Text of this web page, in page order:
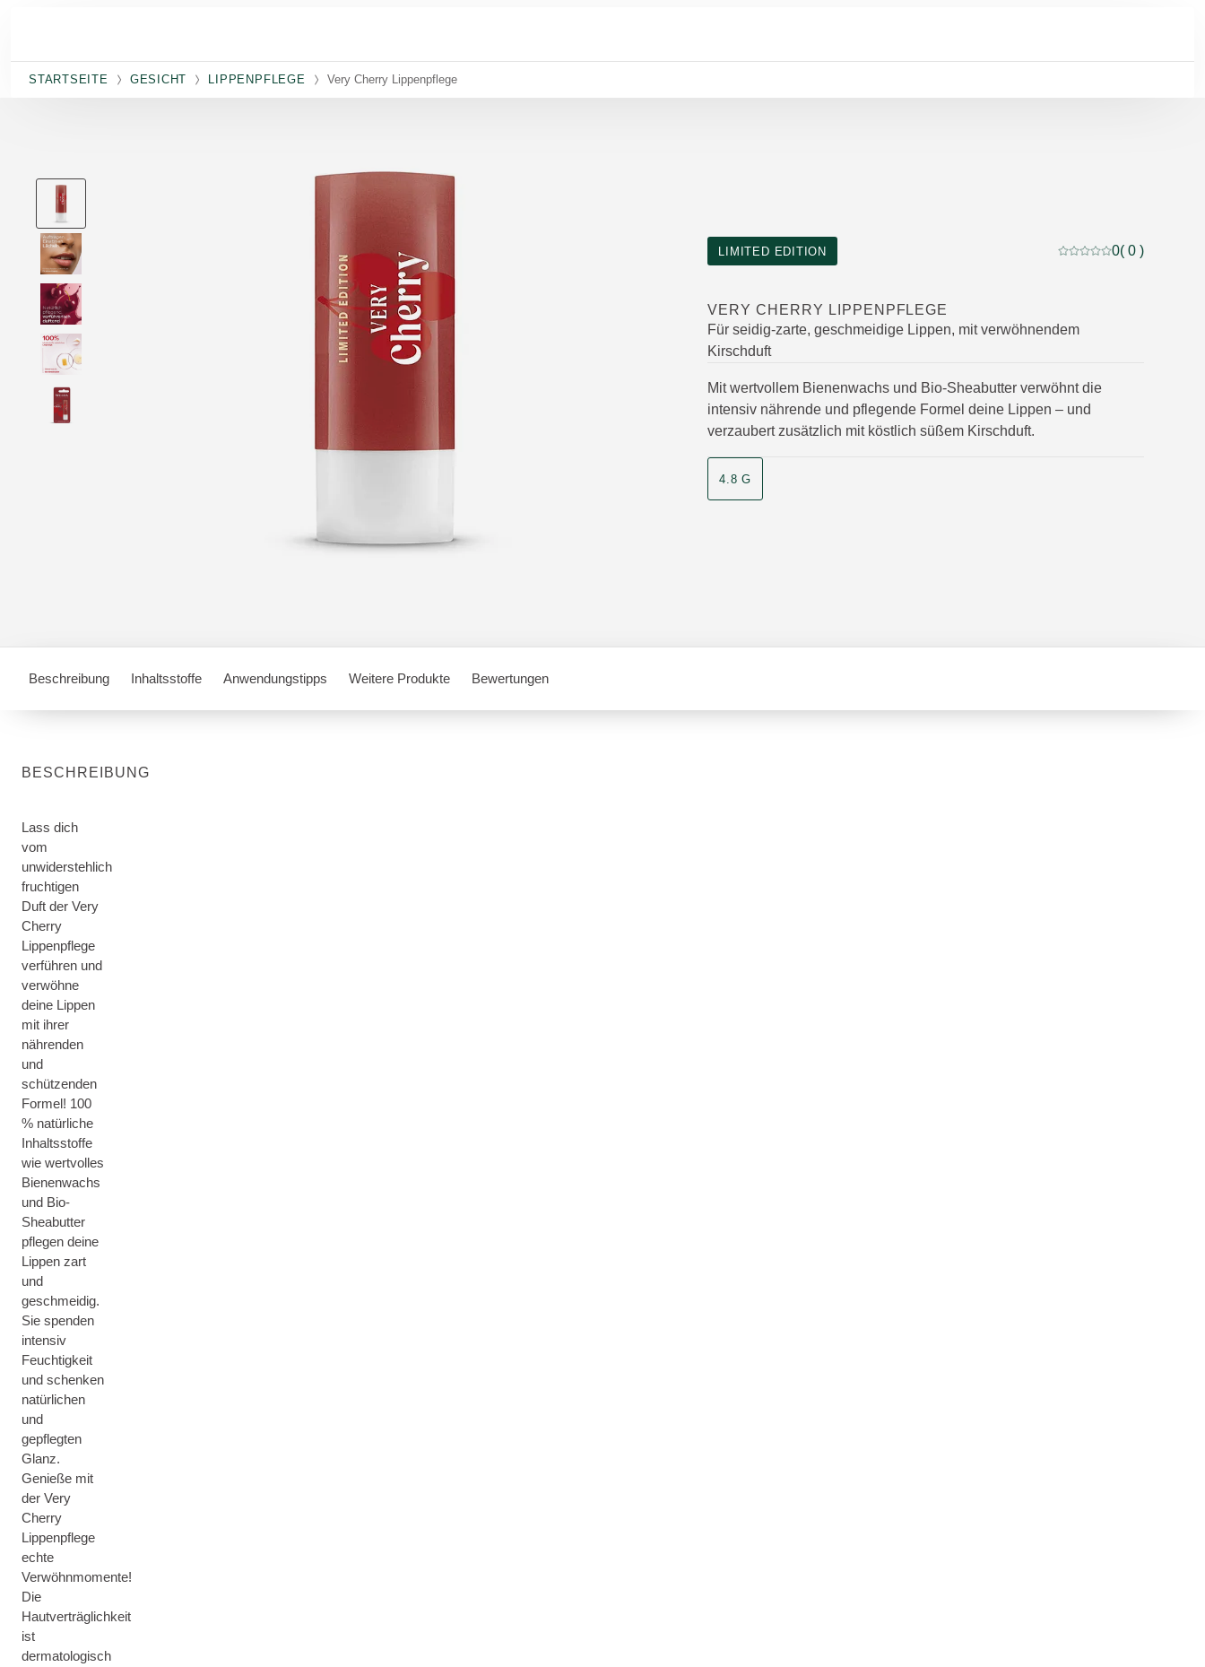
STARTSEITE GESICHT LIPPENPFLEGE Very Cherry Lippenpflege
LIMITED EDITION
Aktuelle Bewertung: 0
0( 0 )
VERY CHERRY LIPPENPFLEGE
Für seidig-zarte, geschmeidige Lippen, mit verwöhnendem
Kirschduft
Mit wertvollem Bienenwachs und Bio-Sheabutter verwöhnt die
intensiv nährende und pflegende Formel deine Lippen – und
verzaubert zusätzlich mit köstlich süßem Kirschduft.
4.8 G
Beschreibung Inhaltsstoffe Anwendungstipps Weitere Produkte Bewertungen
BESCHREIBUNG
Lass dich
vom
unwiderstehlich
fruchtigen
Duft der Very
Cherry
Lippenpflege
verführen und
verwöhne
deine Lippen
mit ihrer
nährenden
und
schützenden
Formel! 100
% natürliche
Inhaltsstoffe
wie wertvolles
Bienenwachs
und Bio-
Sheabutter
pflegen deine
Lippen zart
und
geschmeidig.
Sie spenden
intensiv
Feuchtigkeit
und schenken
natürlichen
und
gepflegten
Glanz.
Genieße mit
der Very
Cherry
Lippenpflege
echte
Verwöhnmomente!
Die
Hautverträglichkeit
ist
dermatologisch